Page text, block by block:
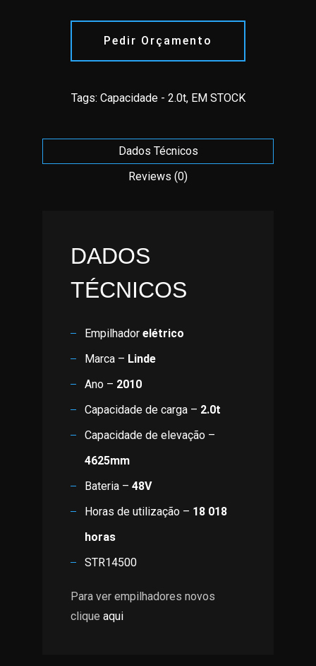
Pedir Orçamento
Tags: Capacidade - 2.0t, EM STOCK
Dados Técnicos
Reviews (0)
DADOS
TÉCNICOS
Empilhador elétrico
Marca – Linde
Ano – 2010
Capacidade de carga – 2.0t
Capacidade de elevação –
4625mm
Bateria – 48V
Horas de utilização – 18 018
horas
STR14500
Para ver empilhadores novos
clique aqui